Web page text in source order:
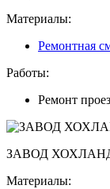
Материалы:
Ремонтная
Работы:
Ремонт
ЗАВОД
Материалы: